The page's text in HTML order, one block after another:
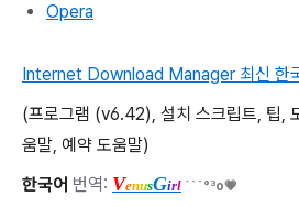
Opera
Internet Download Manager 최신 한
(프로그램 (v6.42), 설치 스크립트, 팁,
움말, 예약 도움말)
한국어 번역: VenusGirl ´``°³о💗